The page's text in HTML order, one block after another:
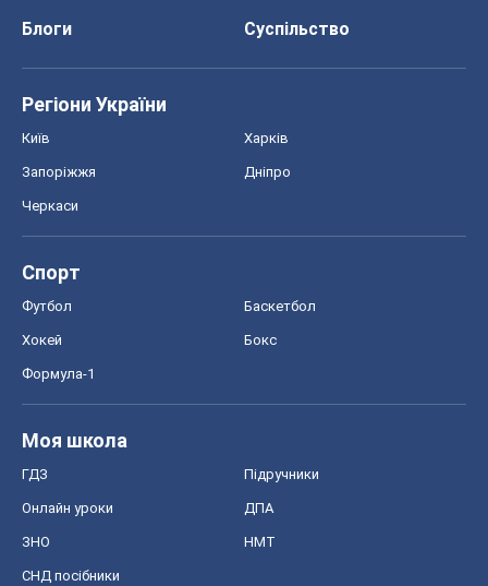
Блоги
Суспільство
Регіони України
Київ Харків
Запоріжжя Дніпро
Черкаси
Спорт
Футбол Баскетбол
Хокей Бокс
Формула-1
Моя школа
ГДЗ Підручники
Онлайн уроки ДПА
ЗНО НМТ
СНД посібники